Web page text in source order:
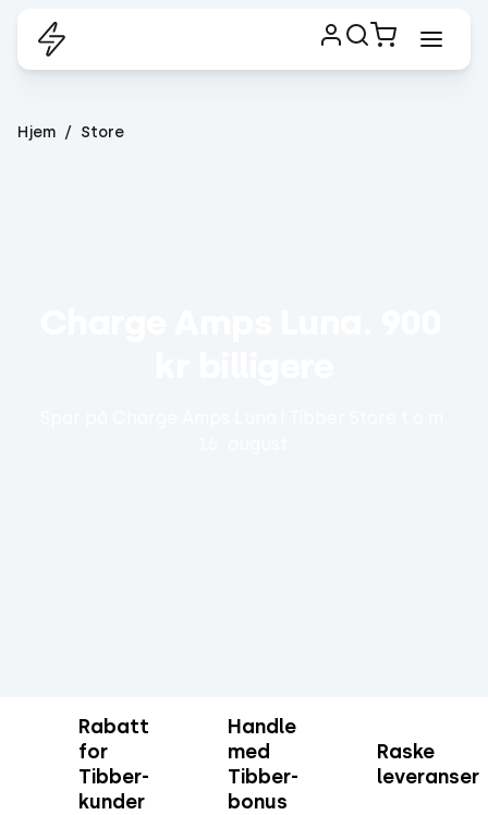
Hjem Store
Rabatt
for
Tibber-
kunder
Handle
med
Tibber-
bonus
Raske
leveranser